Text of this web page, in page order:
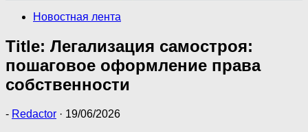
Новостная лента
Title: Легализация самостроя:
пошаговое оформление права
собственности
- Redactor · 19/06/2026